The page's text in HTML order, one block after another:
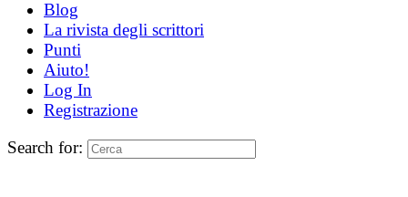
Blog
La rivista degli scrittori
Punti
Aiuto!
Log In
Registrazione
Search for: